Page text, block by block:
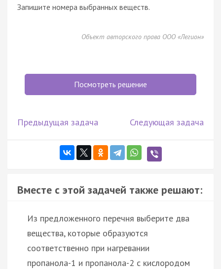
Запишите номера выбранных веществ.
Объект авторского права ООО «Легион»
Посмотреть решение
Предыдущая задача Следующая задача
Вместе с этой задачей также решают:
Из предложенного перечня выберите два
вещества, которые образуются
соответственно при нагревании
пропанола-1 и пропанола-2 с кислородом